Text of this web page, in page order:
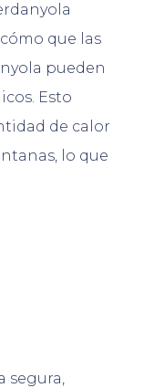
que las
pueden
Esto
de calor
lo que
segura,